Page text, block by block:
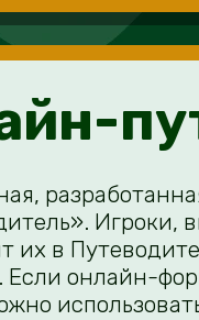
Игроки,
их в
онлайн-